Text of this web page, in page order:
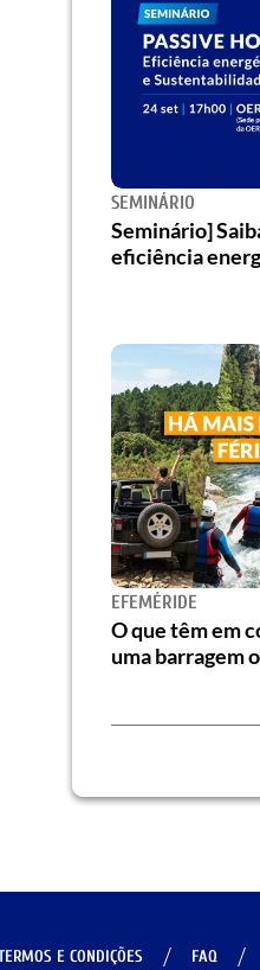
SEMINÁRIO
Seminário]
eficiência
EFEMÉRIDE
O que têm em
uma barragem
E CONDIÇÕES FAQ